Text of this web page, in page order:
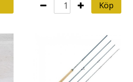
Köp